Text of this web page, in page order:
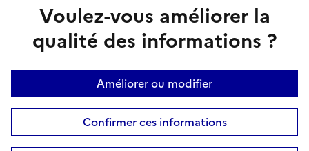
Voulez-vous améliorer la
qualité des informations ?
Améliorer ou modifier
Confirmer ces informations